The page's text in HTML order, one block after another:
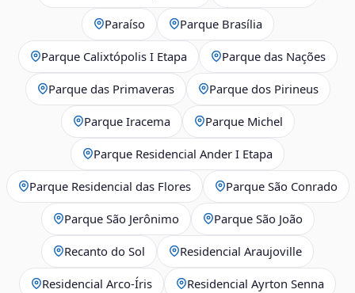
Paraíso Parque Brasília
Parque Calixtópolis I Etapa Parque das Nações
Parque das Primaveras Parque dos Pirineus
Parque Iracema Parque Michel
Parque Residencial Ander I Etapa
Parque Residencial das Flores Parque São Conrado
Parque São Jerônimo Parque São João
Recanto do Sol Residencial Araujoville
Residencial Arco‑Íris Residencial Ayrton Senna